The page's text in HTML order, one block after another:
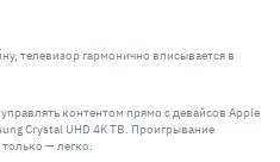
телевизор гармонично вписывается в
контентом прямо с девайсов Apple
Crystal UHD 4K ТВ. Проигрывание
— легко.